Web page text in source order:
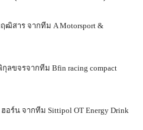
ฒิสาร จากทีม A Motorsport &
ลขจรจากทีม Bfin racing compact
อร์น จากทีม Sittipol OT Energy Drink